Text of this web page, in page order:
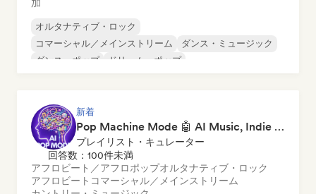
加
オルタナティブ・ロック
コマーシャル／メインストリーム
ダンス・ミュージック
ダンス・ポップ
ドリーム・ポップ
新着
Pop Machine Mode 🤖 AI Music, Indie Pop & Dream Pop
プレイリスト・キュレーター
回答数：100件未満
アフロビート／アフロポップオルタナティブ・ロック
アフロビート コマーシャル／メインストリーム